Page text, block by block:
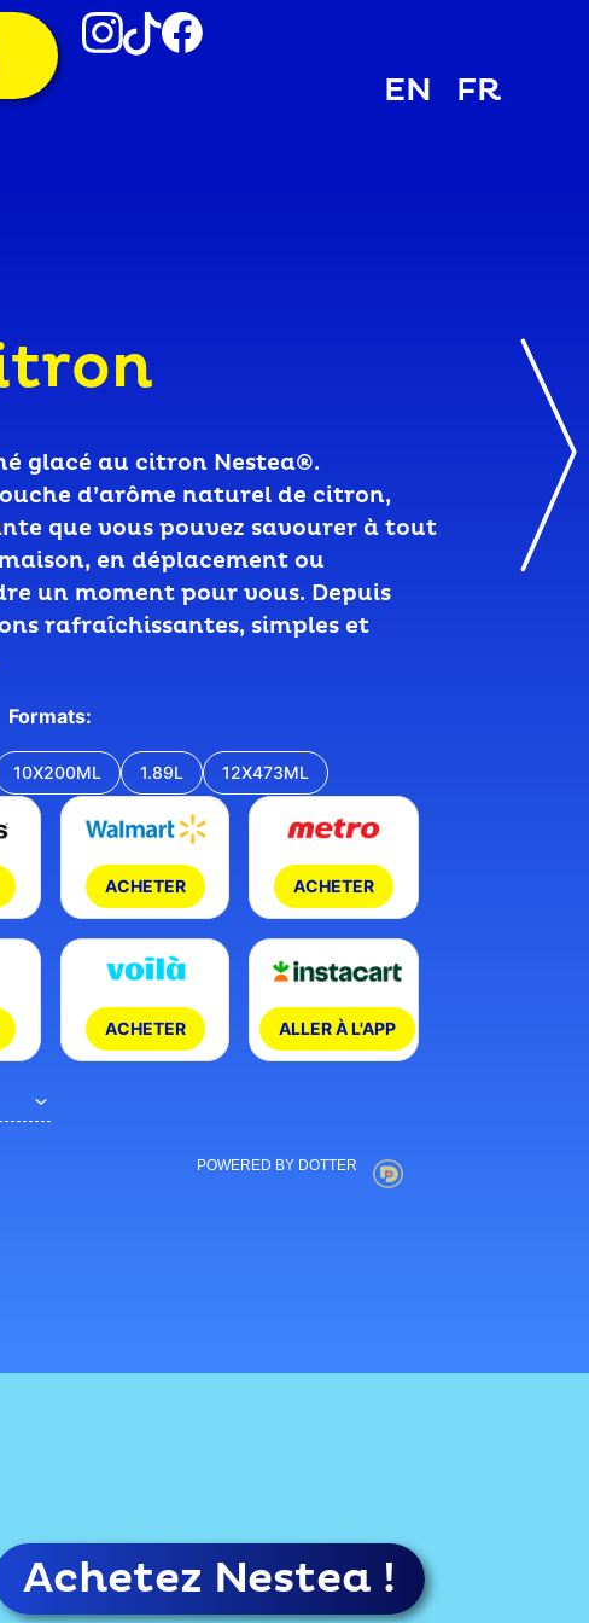
EN FR
glacé au citron Nestea®.
d’arôme naturel de citron,
que vous pouvez savourer à tout
en déplacement ou
un moment pour vous. Depuis
rafraîchissantes, simples et
Formats:
10X200ML 1.89L 12X473ML
ACHETER ACHETER
ACHETER ALLER À L'APP
POWERED BY DOTTER
Achetez Nestea !